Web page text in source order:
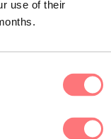
use of their